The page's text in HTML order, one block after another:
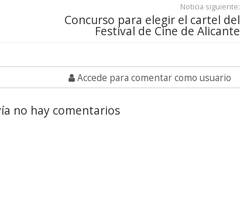
Noticia siguiente:
Concurso para elegir el cartel del
Festival de Cine de Alicante
Accede para comentar como usuario
no hay comentarios